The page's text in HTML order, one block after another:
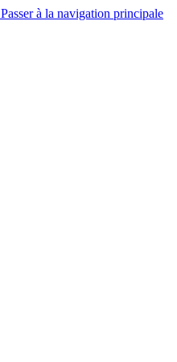
Passer à la navigation principale